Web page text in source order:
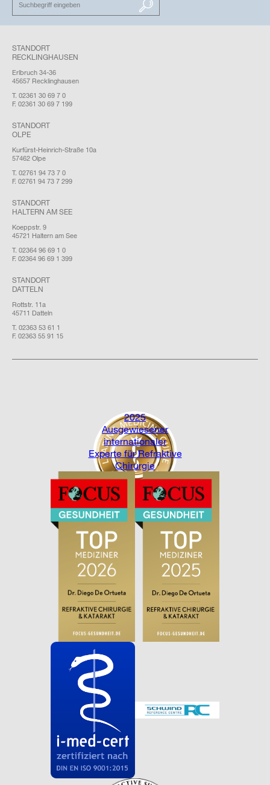
SUCHEN
STANDORT
RECKLINGHAUSEN
Erlbruch 34-36
45657 Recklinghausen
T. 02361 30 69 7 0
F. 02361 30 69 7 199
STANDORT
OLPE
Kurfürst-Heinrich-Straße 10a
57462 Olpe
T. 02761 94 73 7 0
F. 02761 94 73 7 299
STANDORT
HALTERN AM SEE
Koeppstr. 9
45721 Haltern am See
T. 02364 96 69 1 0
F. 02364 96 69 1 399
STANDORT
DATTELN
Rottstr. 11a
45711 Datteln
T. 02363 53 61 1
F. 02363 55 91 15
2025
Ausgewiesener
internationaler
Experte für Refraktive
Chirurgie